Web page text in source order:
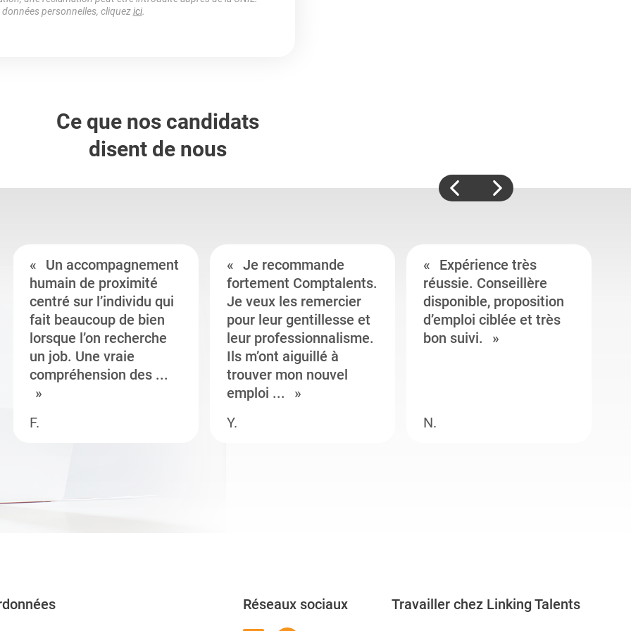
personnelles, cliquezici.
Ce que nos candidats
disent de nous
Un accompagnement
humain de proximité
centré sur l’individu qui
fait beaucoup de bien
lorsque l’on recherche
un job. Une vraie
compréhension des ...
F.
Je recommande
fortement Comptalents.
Je veux les remercier
pour leur gentillesse et
leur professionnalisme.
Ils m’ont aiguillé à
trouver mon nouvel
emploi ...
Y.
Expérience très
réussie. Conseillère
disponible, proposition
d’emploi ciblée et très
bon suivi.
N.
Réseaux sociaux Travailler chez Linking Talents